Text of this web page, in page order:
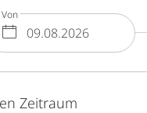
Von
Zeitraum